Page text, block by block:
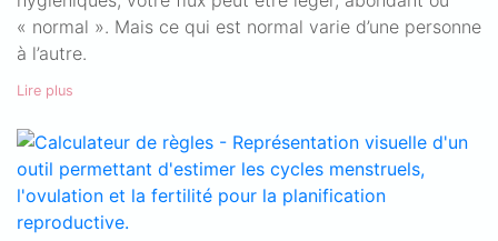
« normal ». Mais ce qui est normal varie d’une personne
à l’autre.
Lire plus